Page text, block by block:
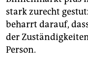
stark zurecht
beharrt darauf,
der
Person.